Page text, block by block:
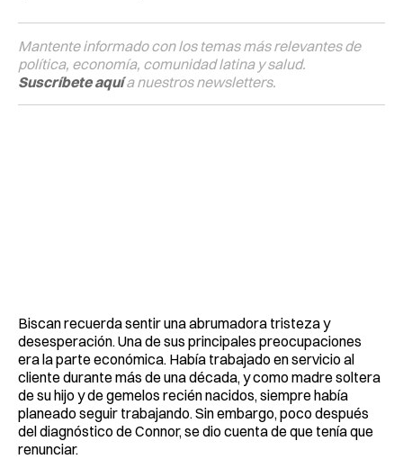
Mantente informado con los temas más relevantes de
política, economía, comunidad latina y salud.
Suscríbete aquía nuestros newsletters.
Biscan recuerda sentir una abrumadora tristeza y
desesperación. Una de sus principales preocupaciones
era la parte económica. Había trabajado en servicio al
cliente durante más de una década, y como madre soltera
de su hijo y de gemelos recién nacidos, siempre había
planeado seguir trabajando. Sin embargo, poco después
del diagnóstico de Connor, se dio cuenta de que tenía que
renunciar.